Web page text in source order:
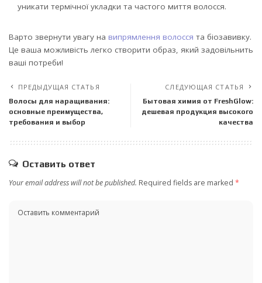
уникати термічної укладки та частого миття волосся.
Варто звернути увагу на випрямлення волосся та біозавивку.
Це ваша можливість легко створити образ, який задовільнить
ваші потреби!
ПРЕДЫДУЩАЯ СТАТЬЯ
Волосы для наращивания:
основные преимущества,
требования и выбор
СЛЕДУЮЩАЯ СТАТЬЯ
Бытовая химия от FreshGlow:
дешевая продукция высокого
качества
Оставить ответ
Your email address will not be published. Required fields are marked *